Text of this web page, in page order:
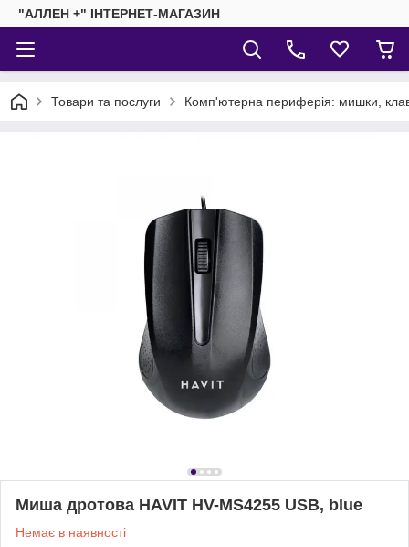
"АЛЛЕН +" ІНТЕРНЕТ-МАГАЗИН
Товари та послуги Комп'ютерна периферія: мишки,
Миша дротова HAVIT HV-MS4255 USB, blue
Немає в наявності